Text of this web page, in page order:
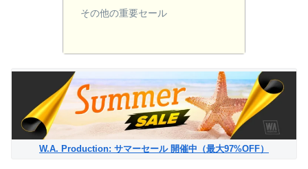
その他の重要セール
W.A. Production: サマーセール 開催中（最大97%OFF）